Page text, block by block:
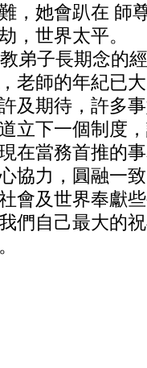
，她會趴在 師
，世界太平。
子長期念的經
老師的年紀已
及期待，許多
立下一個制度
在當務首推的
協力，圓融一
會及世界奉獻
們自己最大的